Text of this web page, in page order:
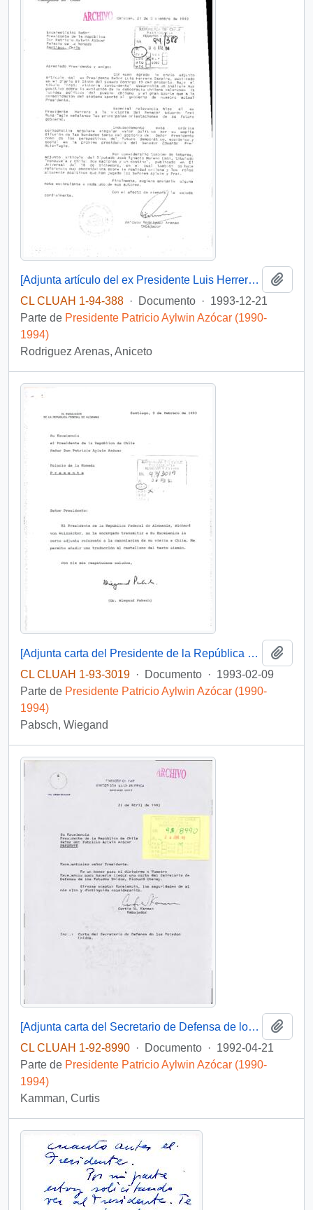
[Adjunta artículo del ex Presidente Luis Herrera Campins, publicado en el diario El Globo bajo el título "Frei: victoria contundente"]
CL CLUAH 1-94-388 · Documento · 1993-12-21
Parte de Presidente Patricio Aylwin Azócar (1990-
1994)
Rodriguez Arenas, Aniceto
[Adjunta carta del Presidente de la República Federal de Alemania]
CL CLUAH 1-93-3019 · Documento · 1993-02-09
Parte de Presidente Patricio Aylwin Azócar (1990-
1994)
Pabsch, Wiegand
[Adjunta carta del Secretario de Defensa de los Estados Unidos]
CL CLUAH 1-92-8990 · Documento · 1992-04-21
Parte de Presidente Patricio Aylwin Azócar (1990-
1994)
Kamman, Curtis